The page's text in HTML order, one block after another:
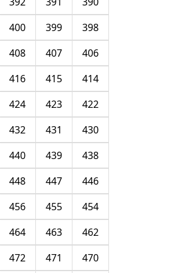
398
399
400
406
407
408
414
415
416
422
423
424
430
431
432
438
439
440
446
447
448
454
455
456
462
463
464
470
471
472